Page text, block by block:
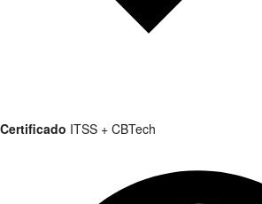
Certificado ITSS + CBTech